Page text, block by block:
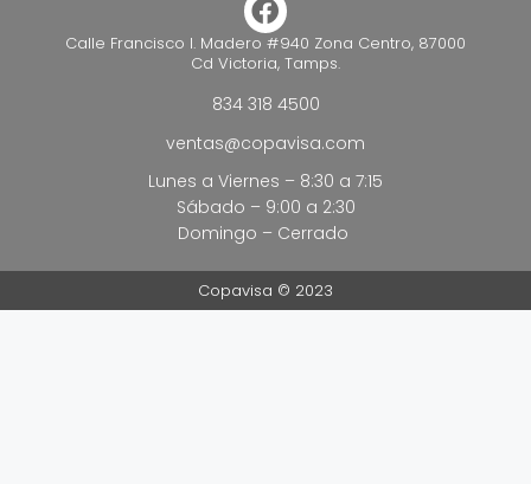
Calle Francisco I. Madero #940 Zona Centro, 87000
Cd Victoria, Tamps.
834 318 4500
ventas@copavisa.com
Lunes a Viernes – 8:30 a 7:15
Sábado – 9:00 a 2:30
Domingo – Cerrado
Copavisa © 2023